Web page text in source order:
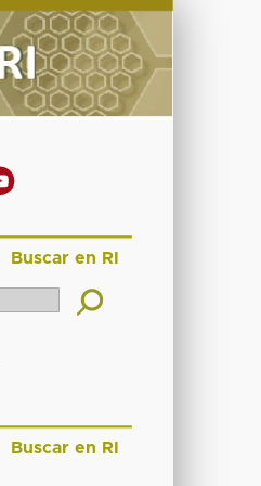
Buscar en RI
Buscar en RI